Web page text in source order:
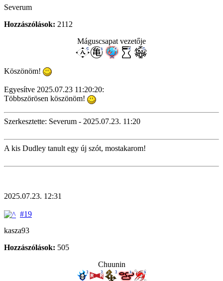
Severum
Hozzászólások: 2112
Máguscsapat vezetője
Köszönöm!
Egyesítve 2025.07.23 11:20:20:
Többszörösen köszönöm!
Szerkesztette: Severum - 2025.07.23. 11:20
A kis Dudley tanult egy új szót, mostakarom!
2025.07.23. 12:31
#19
kasza93
Hozzászólások: 505
Chuunin